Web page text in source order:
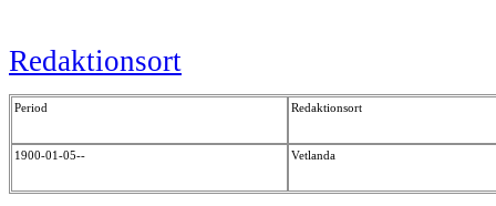
Redaktionsort
Period Redaktionsort
1900-01-05-- Vetlanda